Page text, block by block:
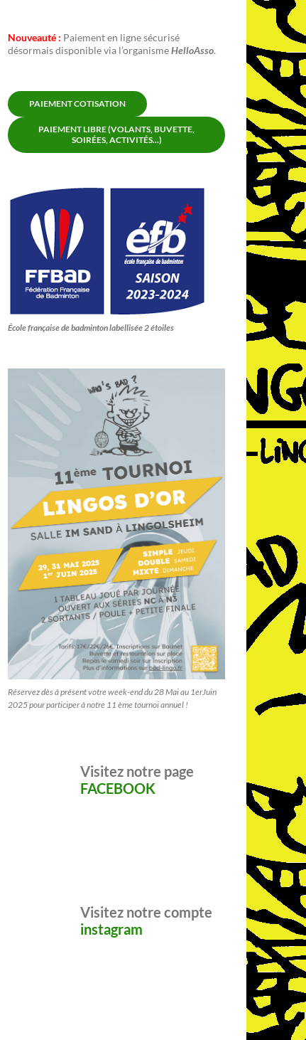
Nouveauté : Paiement en ligne sécurisé
désormais disponible via l’organismeHelloAsso.
PAIEMENT COTISATION
PAIEMENT LIBRE (VOLANTS, BUVETTE,
SOIRÉES, ACTIVITÉS...)
École française de badminton labellisée 2 étoiles
Réservez dès à présent votre week-end du 28 Mai au 1erJuin
2025 pour participer à notre 11 ème tournoi annuel !
Visitez notre page
FACEBOOK
Visitez notre compte
instagram